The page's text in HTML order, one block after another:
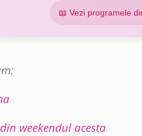
📖 Vezi programele
weekendul acesta